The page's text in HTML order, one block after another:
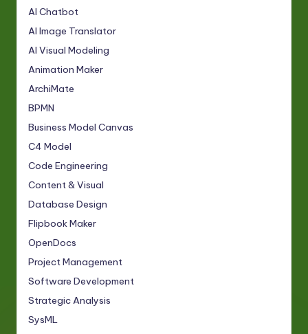
AI Chatbot
AI Image Translator
AI Visual Modeling
Animation Maker
ArchiMate
BPMN
Business Model Canvas
C4 Model
Code Engineering
Content & Visual
Database Design
Flipbook Maker
OpenDocs
Project Management
Software Development
Strategic Analysis
SysML